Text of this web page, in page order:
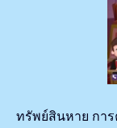
ทรัพย์สินหาย กา